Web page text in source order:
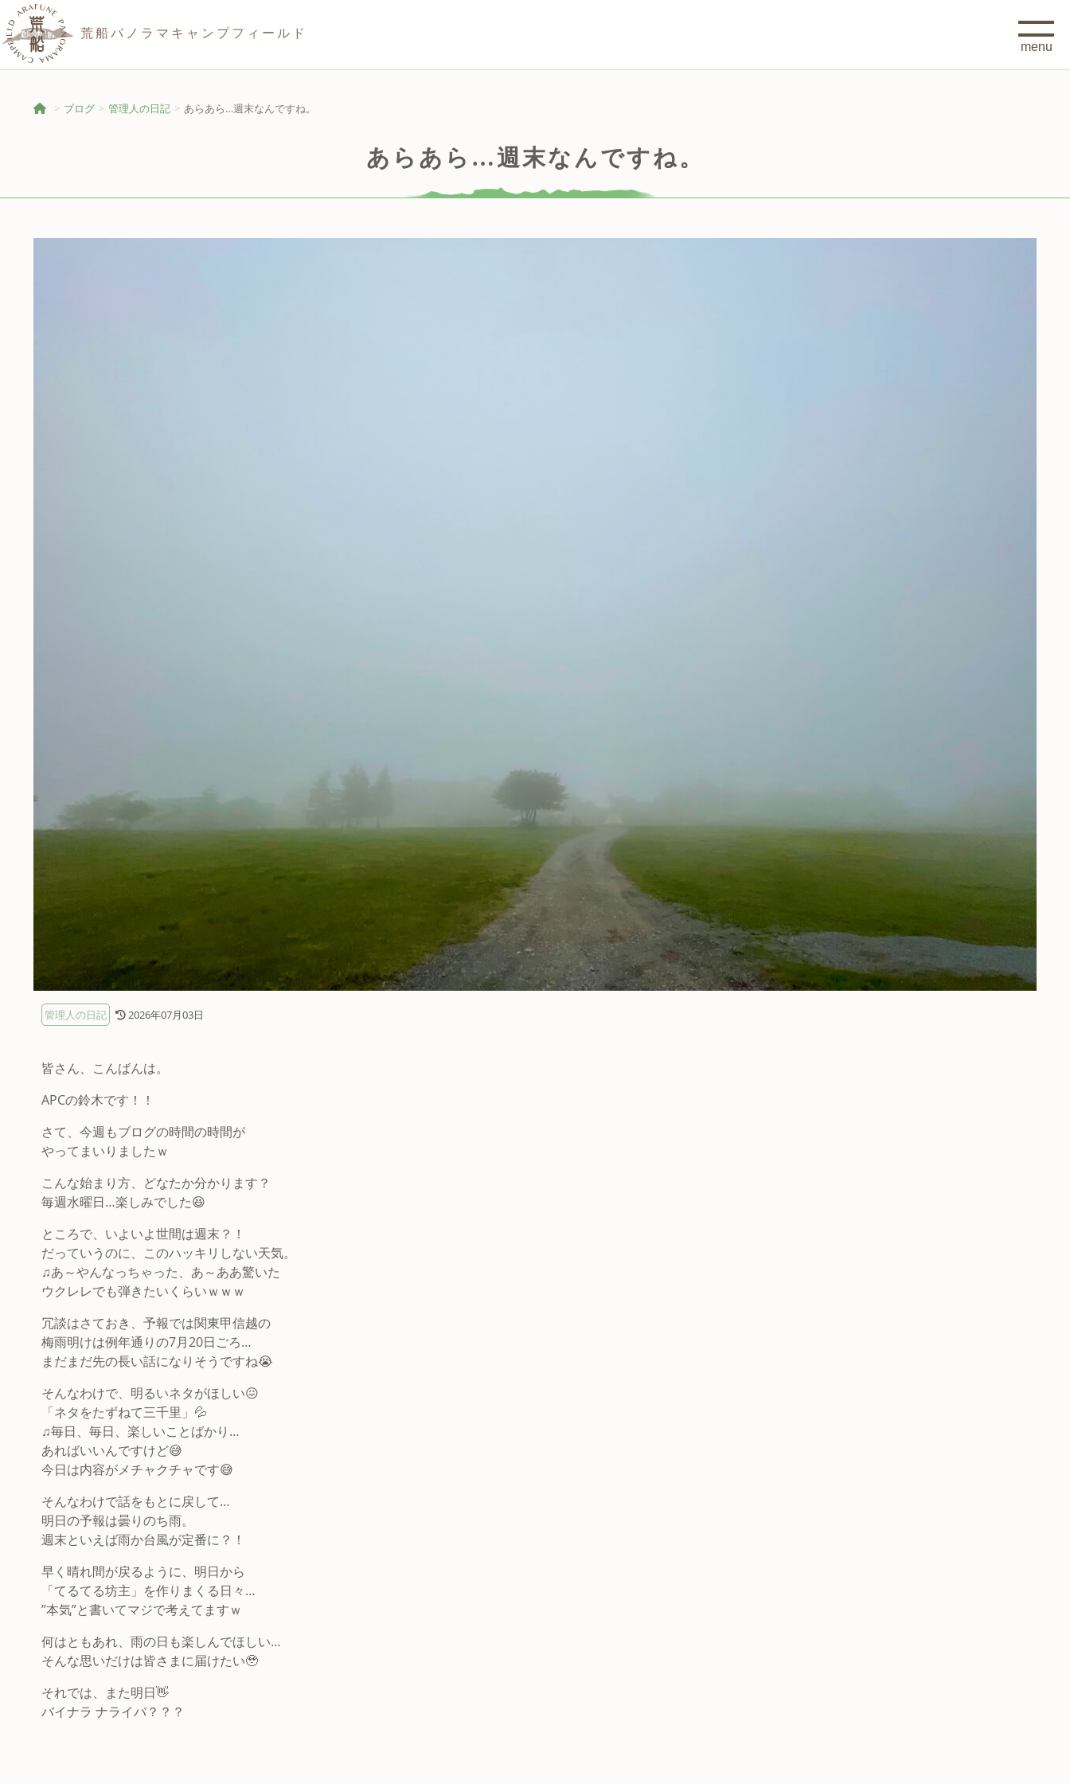
荒船パノラマキャンプフィールド
ブログ 管理人の日記 あらあら…週末なんですね。
あらあら…週末なんですね。
管理人の日記 2026年07月03日
皆さん、こんばんは。
APCの鈴木です！！
さて、今週もブログの時間の時間が
やってまいりましたｗ
こんな始まり方、どなたか分かります？
毎週水曜日…楽しみでした😆
ところで、いよいよ世間は週末？！
だっていうのに、このハッキリしない天気。
♫あ～やんなっちゃった、あ～ああ驚いた
ウクレレでも弾きたいくらいｗｗｗ
冗談はさておき、予報では関東甲信越の
梅雨明けは例年通りの7月20日ごろ…
まだまだ先の長い話になりそうですね😭
そんなわけで、明るいネタがほしい😖
「ネタをたずねて三千里」💦
♫毎日、毎日、楽しいことばかり…
あればいいんですけど😅
今日は内容がメチャクチャです😅
そんなわけで話をもとに戻して…
明日の予報は曇りのち雨。
週末といえば雨か台風が定番に？！
早く晴れ間が戻るように、明日から
「てるてる坊主」を作りまくる日々…
”本気”と書いてマジで考えてますｗ
何はともあれ、雨の日も楽しんでほしい…
そんな思いだけは皆さまに届けたい🥹
それでは、また明日👋
バイナラ ナライバ？？？